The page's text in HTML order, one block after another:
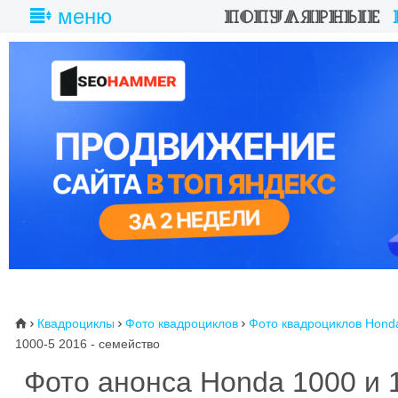
меню
⌂  Квадроциклы  Фото квадроциклов  Фото квадроциклов
1000-5 2016 - семейство
Фото анонса Honda 1000